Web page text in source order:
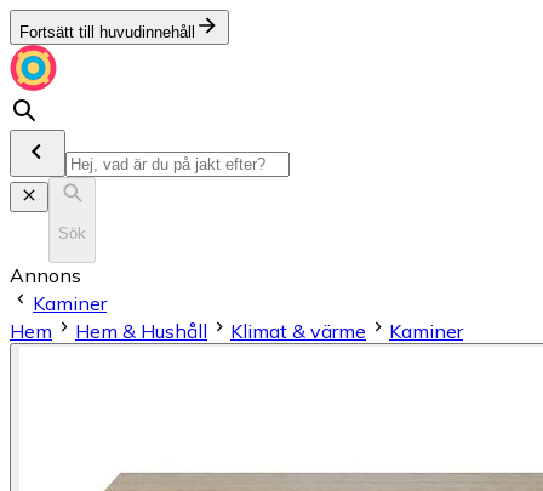
Fortsätt till huvudinnehåll
Sök
Annons
Kaminer
Hem
Hem & Hushåll Klimat & värme Kaminer